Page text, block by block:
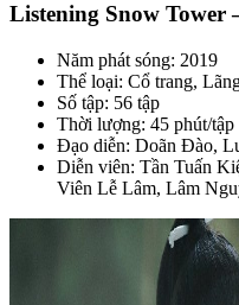
Listening Snow Tower
Năm phát sóng: 2019
Thể loại: Cổ trang,
Số tập: 56 tập
Thời lượng: 45 phút/tập
Đạo diễn: Doãn Đào,
Diễn viên: Tần Tuấn
Viên Lễ Lâm, Lâm